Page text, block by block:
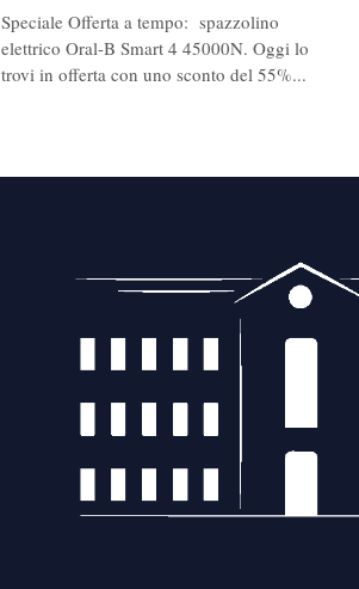
Speciale Offerta a tempo: spazzolino
elettrico Oral-B Smart 4 45000N. Oggi lo
trovi in offerta con uno sconto del 55%...